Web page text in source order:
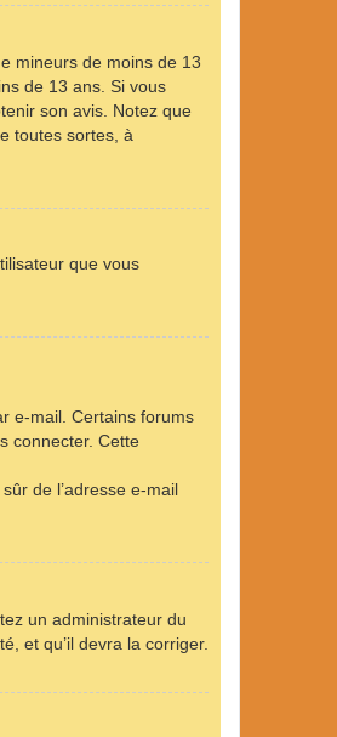
mineurs de moins de 13
de 13 ans. Si vous
son avis. Notez que
toutes sortes, à
que vous
e-mail. Certains forums
connecter. Cette
de l’adresse e-mail
un administrateur du
et qu’il devra la corriger.